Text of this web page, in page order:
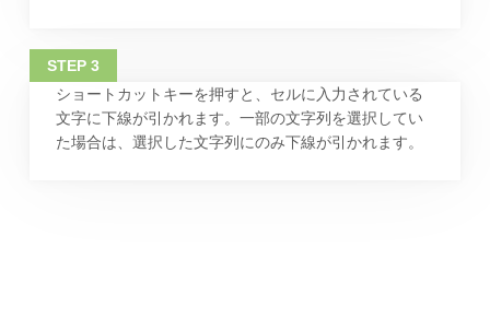
ショートカットキーを押すと、セルに入力されている
文字に下線が引かれます。一部の文字列を選択してい
た場合は、選択した文字列にのみ下線が引かれます。